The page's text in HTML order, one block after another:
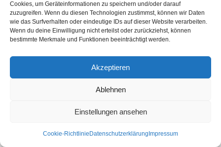
Cookies, um Geräteinformationen zu speichern und/oder darauf
zuzugreifen. Wenn du diesen Technologien zustimmst, können wir Daten
wie das Surfverhalten oder eindeutige IDs auf dieser Website verarbeiten.
Wenn du deine Einwilligung nicht erteilst oder zurückziehst, können
bestimmte Merkmale und Funktionen beeinträchtigt werden.
Akzeptieren
Ablehnen
Einstellungen ansehen
Cookie-Richtlinie Datenschutzerklärung Impressum
BIELEFELD (Öztürk) Türkiye Cumhuriyeti eski başbakan yardımcısı ve MHP
kurucusu ve eski Genel Başkanı Alparslan Türkeş, vefatının 29. yılında
Bielefeld Ülkü Ocağı’nda anıldı. Mevlana Cami’de yapılan...
Weiterlesen
Datenschutzerklärung